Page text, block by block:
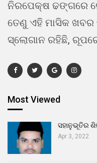
ନିରପେକ୍ଷ ଢଙ୍ଗରେ
ତେଣୁ ଏହି ମାସିକ
ସ୍ଲୋଗାନ ରହିଛି,
Most Viewed
ସହାନୁଭୂତିର
Apr 3, 2022